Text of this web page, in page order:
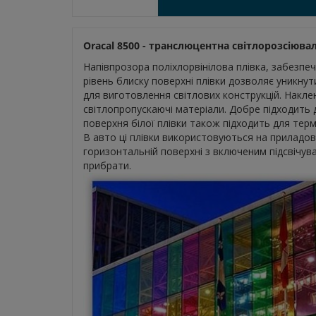
Oracal 8500 - транслюцентна
Напівпрозора поліхлорвінілова плівка,
рівень блиску поверхні плівки дозволяє
для виготовлення світлових конструкцій.
світлопропускаючі матеріали. Добре
поверхня білої плівки також підходить для
В авто ці плівки використовуються на
горизонтальній поверхні з включеним
прибрати.